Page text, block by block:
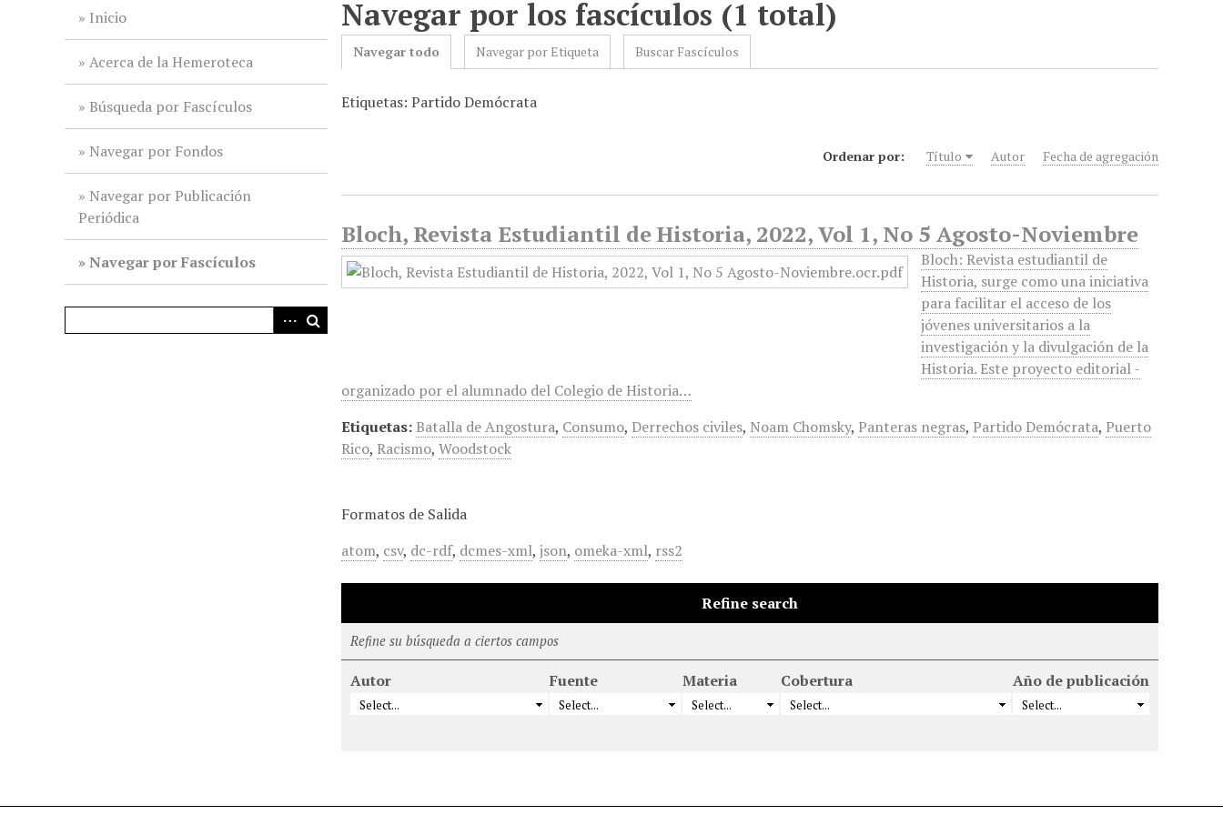
Inicio
Acerca de la Hemeroteca
Búsqueda por Fascículos
Navegar por Fondos
Navegar por Publicación
Periódica
Navegar por Fascículos
Navegar por los fascículos (1 total)
Navegar todo Navegar por Etiqueta Buscar Fascículos
Etiquetas: Partido Demócrata
Ordenar por: Título Autor Fecha de agregación
Bloch, Revista Estudiantil de Historia, 2022, Vol 1, No 5 Agosto-Noviembre
Bloch: Revista estudiantil de
Historia, surge como una iniciativa
para facilitar el acceso de los
jóvenes universitarios a la
investigación y la divulgación de la
Historia. Este proyecto editorial -
organizado por el alumnado del Colegio de Historia…
Etiquetas: Batalla de Angostura, Consumo, Derrechos civiles, Noam Chomsky, Panteras negras, Partido Demócrata, Puerto
Rico, Racismo,Woodstock
Formatos de Salida
atom, csv, dc-rdf, dcmes-xml,json, omeka-xml, rss2
Refine search
Refine su búsqueda a ciertos campos
Autor Fuente Materia Cobertura Año de publicación